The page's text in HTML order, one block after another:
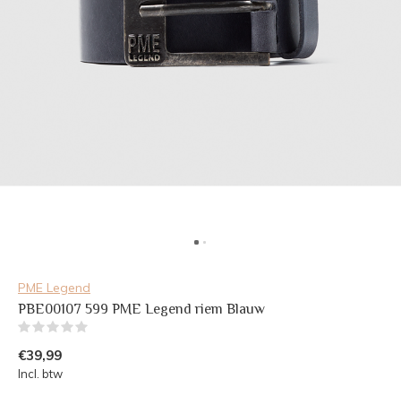
PME Legend
PBE00107 599 PME Legend riem Blauw
€39,99
Incl. btw